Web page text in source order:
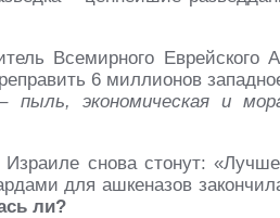
Всемирного Еврейского
6 миллионов
экономическая и
снова стонут:
для ашкеназов
ли?